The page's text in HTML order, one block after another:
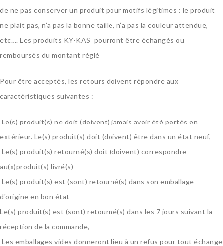
de ne pas conserver un produit pour motifs légitimes : le produit
ne plait pas, n’a pas la bonne taille, n’a pas la couleur attendue,
etc…. Les produits KY-KAS pourront être échangés ou
remboursés du montant réglé
Pour être acceptés, les retours doivent répondre aux
caractéristiques suivantes :
Le(s) produit(s) ne doit (doivent) jamais avoir été portés en
extérieur. Le(s) produit(s) doit (doivent) être dans un état neuf,
Le(s) produit(s) retourné(s) doit (doivent) correspondre
au(x)produit(s) livré(s)
Le(s) produit(s) est (sont) retourné(s) dans son emballage
d'origine en bon état
Le(s) produit(s) est (sont) retourné(s) dans les 7 jours suivant la
réception de la commande,
Les emballages vides donneront lieu à un refus pour tout échange